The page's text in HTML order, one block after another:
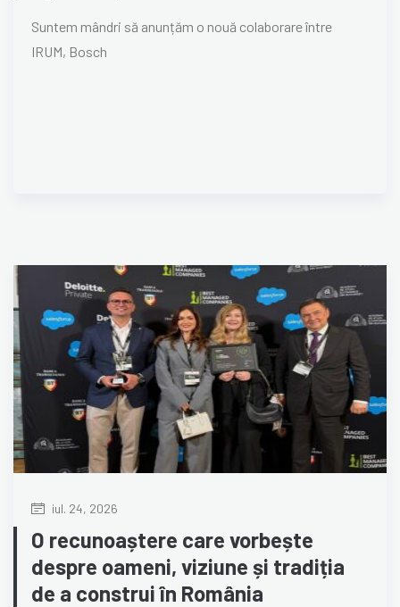
Suntem mândri să anunțăm o nouă colaborare între
IRUM, Bosch
iul. 24, 2026
O recunoaștere care vorbește
despre oameni, viziune și tradiția
de a construi în România